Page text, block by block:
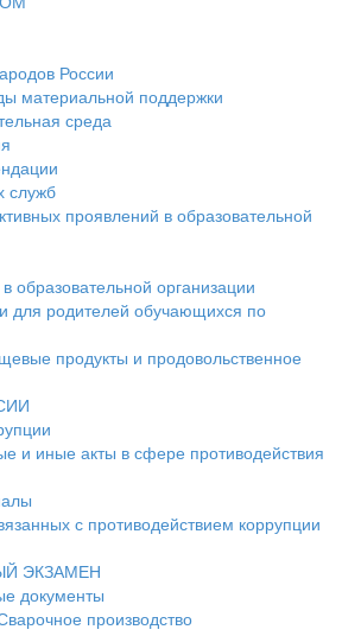
России
материальной поддержки
среда
служб
проявлений в образовательной
образовательной организации
для родителей обучающихся по
продукты и продовольственное
и иные акты в сфере противодействия
с противодействием коррупции
ЭКЗАМЕН
документы
производство